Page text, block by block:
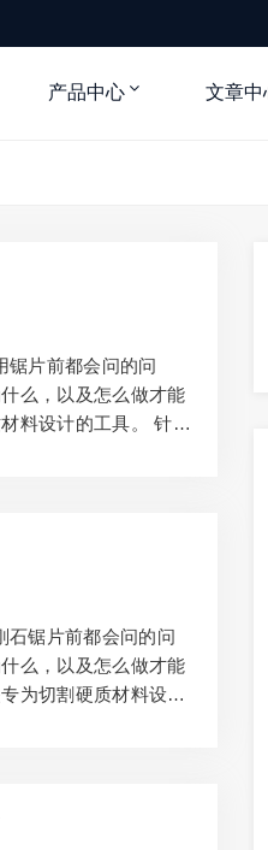
产品中心 文章中
锯片前都会问的问
么，以及怎么做才能
料设计的工具。 针对
材来说完全游刃有
齐，不容易崩边。 与
…
石锯片前都会问的问
么，以及怎么做才能
为切割硬质材料设计
割材料，对石材这类
削方式去除石材，切